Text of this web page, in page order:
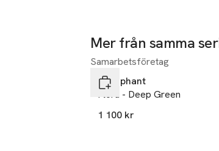
Mer från samma
Hoppa över bildspelet
Samarbetsföretag
Littlephant
Flora - Deep Green
1 100 kr